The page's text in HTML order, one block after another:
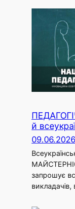
й
09.06.2026
запрошує